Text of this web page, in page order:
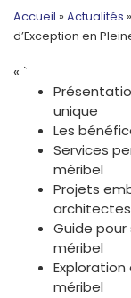
Accueil » Actualités »
d’Exception en
« `
unique
Les
Services
méribel
Projets
Guide
méribel
méribel